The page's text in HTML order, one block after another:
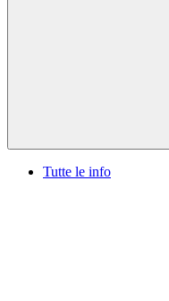
Tutte le info